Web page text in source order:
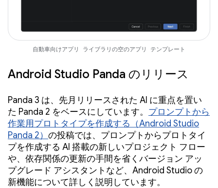
自動車向けアプリ ライブラリの空のアプリ テンプレート
Android Studio Panda のリリース
Panda 3 は、先月リリースされた AI に重点を置い
た Panda 2 をベースにしています。 プロンプトから
作業用プロトタイプを作成する（Android Studio
Panda 2） の投稿では、プロンプトからプロトタイ
プを作成する AI 搭載の新しいプロジェクト フロー
や、依存関係の更新の手間を省くバージョン アッ
プグレード アシスタントなど、Android Studio の
新機能について詳しく説明しています。